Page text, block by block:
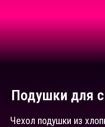
Подушки для
Чехол подушки из